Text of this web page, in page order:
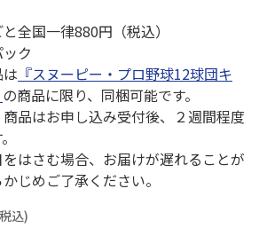
全国一律880円（税込）
ク
『スヌーピー・プロ野球12球団キ
の商品に限り、同梱可能です。
品はお申し込み受付後、２週間程度
はさむ場合、お届けが遅れることが
じめご了承ください。
込)